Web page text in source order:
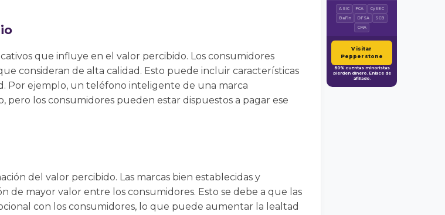
que influye en el valor percibido. Los consumidores
consideran de alta calidad. Esto puede incluir características
Por ejemplo, un teléfono inteligente de una marca
los consumidores pueden estar dispuestos a pagar ese
del valor percibido. Las marcas bien establecidas y
de mayor valor entre los consumidores. Esto se debe a que las
con los consumidores, lo que puede aumentar la lealtad
ASIC FCA
CySEC
BaFin
DFSA
SCB
CMA
Visitar
Pepperstone
80% cuentas minoristas
pierden dinero. Enlace de
afiliado.